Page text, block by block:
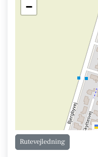
−
Rutevejledning